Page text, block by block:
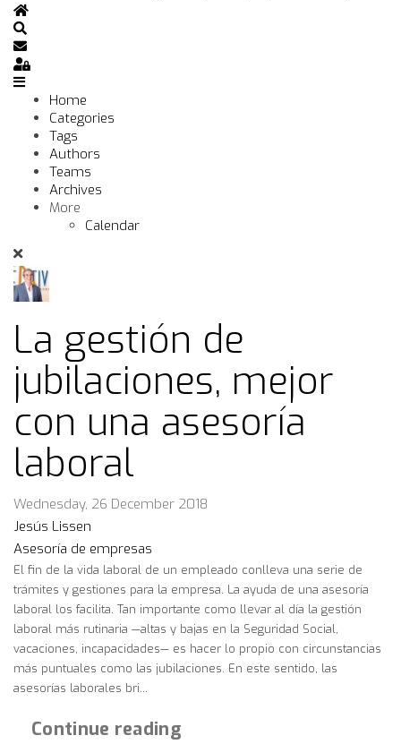
Home
Search
Subscribe to blog
Sign In
Home
Categories
Tags
Authors
Teams
Archives
More
Calendar
La gestión de
jubilaciones, mejor
con una asesoría
laboral
Wednesday, 26 December 2018
Jesús Lissen
Asesoría de empresas
El fin de la vida laboral de un empleado conlleva una serie de
trámites y gestiones para la empresa. La ayuda de una asesoría
laboral los facilita. Tan importante como llevar al día la gestión
laboral más rutinaria —altas y bajas en la Seguridad Social,
vacaciones, incapacidades— es hacer lo propio con circunstancias
más puntuales como las jubilaciones. En este sentido, las
asesorías laborales bri...
Continue reading